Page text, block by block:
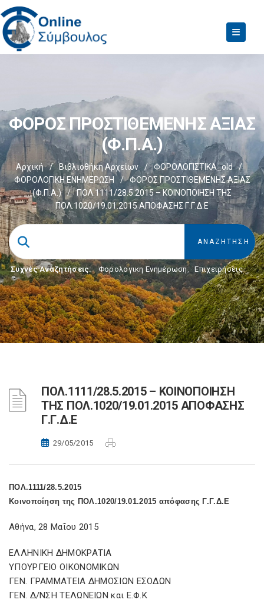
ΦΟΡΟΣ ΠΡΟΣΤΙΘΕΜΕΝΗΣ ΑΞΙΑΣ
(Φ.Π.Α.)
Αρχική / Βιβλιοθήκη Αρχείων / ΦΟΡΟΛΟΓΙΣΤΙΚΑ_old
/
ΦΟΡΟΛΟΓΙΚΗ ΕΝΗΜΕΡΩΣΗ
/
ΦΟΡΟΣ ΠΡΟΣΤΙΘΕΜΕΝΗΣ ΑΞΙΑΣ
(Φ.Π.Α.)
/
ΠΟΛ.1111/28.5.2015 – ΚΟΙΝΟΠΟΙΗΣΗ ΤΗΣ
ΠΟΛ.1020/19.01.2015 ΑΠΟΦΑΣΗΣ Γ.Γ.Δ.Ε
Συχνές Αναζητήσεις: Φορολογικη Ενημέρωση, Επιχειρήσεις
ΠΟΛ.1111/28.5.2015 – ΚΟΙΝΟΠΟΙΗΣΗ
ΤΗΣ ΠΟΛ.1020/19.01.2015 ΑΠΟΦΑΣΗΣ
Γ.Γ.Δ.Ε
29/05/2015
ΠΟΛ.1111/28.5.2015
Κοινοποίηση της ΠΟΛ.1020/19.01.2015 απόφασης Γ.Γ.Δ.Ε
Αθήνα, 28 Μαΐου 2015
ΕΛΛΗΝΙΚΗ ΔΗΜΟΚΡΑΤΙΑ
ΥΠΟΥΡΓΕΙΟ ΟΙΚΟΝΟΜΙΚΩΝ
ΓΕΝ. ΓΡΑΜΜΑΤΕΙΑ ΔΗΜΟΣΙΩΝ ΕΣΟΔΩΝ
ΓΕΝ. Δ/ΝΣΗ ΤΕΛΩΝΕΙΩΝ και Ε.Φ.Κ